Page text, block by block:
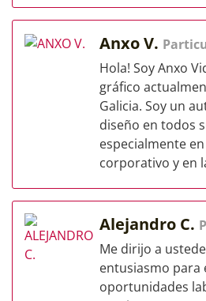
Anxo V.
Hola! Soy Anxo
gráfico
Galicia. Soy un
diseño en todos
especialmente
corporativo y en
Alejandro C.
Me dirijo a
entusiasmo para
oportunidades